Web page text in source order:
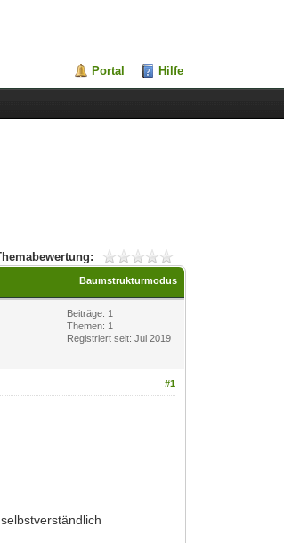
Portal Hilfe
Baumstrukturmodus
Beiträge: 1
Themen: 1
Registriert seit: Jul 2019
#1